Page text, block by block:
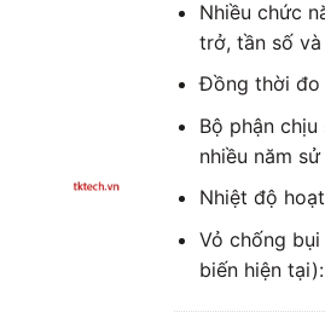
Nhiều chức
trở, tần số
Đồng thời đo
Bộ phận
nhiều năm
Nhiệt độ
Vỏ chống
biến hiện